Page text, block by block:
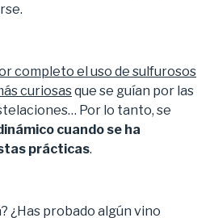
completo el uso de sulfurosos
curiosasque se guían por las
Por lo tanto, se
cuando se ha
prácticas.
¿Has probado algún vino